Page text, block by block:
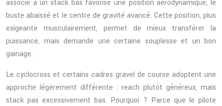
associé à un stack bas favorise une position aérodynamique, le
buste abaissé et le centre de gravité avancé. Cette position, plus
exigeante musculairement, permet de mieux transférer la
puissance, mais demande une certaine souplesse et un bon
gainage.
Le cyclocross et certains cadres gravel de course adoptent une
approche légèrement différente : reach plutôt généreux, mais
stack pas excessivement bas. Pourquoi ? Parce que le pilote